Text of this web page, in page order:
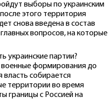
выборы по украинским
этого территория
снова введена в состав
вопросов, на которые
украинские партии?
военные формирования до
власть собирается
территории во время
границы с Россией на